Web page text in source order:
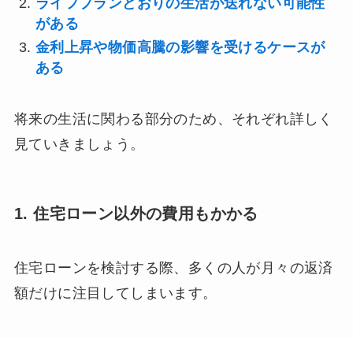
がある
金利上昇や物価高騰の影響を受けるケースが
ある
将来の生活に関わる部分のため、それぞれ詳しく
見ていきましょう。
1. 住宅ローン以外の費用もかかる
住宅ローンを検討する際、多くの人が月々の返済
額だけに注目してしまいます。